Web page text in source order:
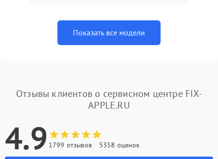
Показать все модели
Отзывы клиентов о сервисном центре FIX-
APPLE.RU
4.9 1799 отзывов 5358 оценок